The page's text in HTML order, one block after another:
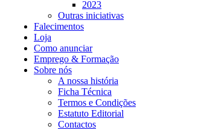
2023
Outras iniciativas
Falecimentos
Loja
Como anunciar
Emprego & Formação
Sobre nós
A nossa história
Ficha Técnica
Termos e Condições
Estatuto Editorial
Contactos